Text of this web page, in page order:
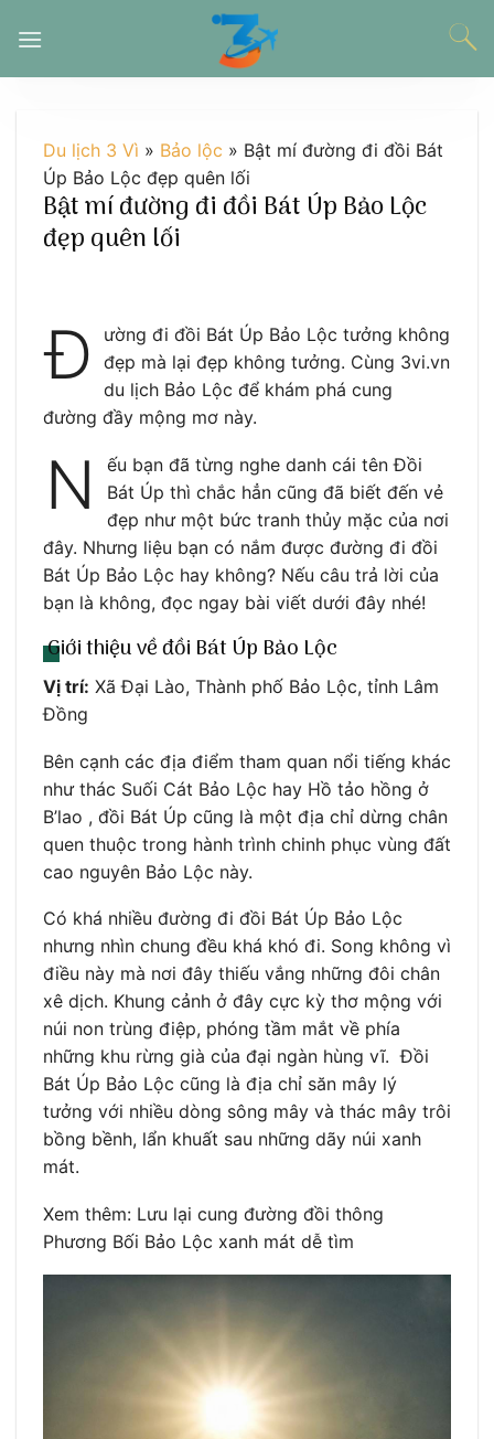
đến
Du lịch 3 Vì » Bảo lộc » Bật mí đường đi đồi Bát
Úp Bảo Lộc đẹp quên lối
Bật mí đường đi đồi Bát Úp Bảo Lộc
đẹp quên lối
Đ
ường đi đồi Bát Úp Bảo Lộc tưởng không
đẹp mà lại đẹp không tưởng. Cùng 3vi.vn
du lịch Bảo Lộc để khám phá cung
đường đầy mộng mơ này.
N
ếu bạn đã từng nghe danh cái tên Đồi
Bát Úp thì chắc hẳn cũng đã biết đến vẻ
đẹp như một bức tranh thủy mặc của nơi
đây. Nhưng liệu bạn có nắm được đường đi đồi
Bát Úp Bảo Lộc hay không? Nếu câu trả lời của
bạn là không, đọc ngay bài viết dưới đây nhé!
Giới thiệu về đồi Bát Úp Bảo Lộc
Vị trí: Xã Đại Lào, Thành phố Bảo Lộc, tỉnh Lâm
Đồng
Bên cạnh các địa điểm tham quan nổi tiếng khác
như thác Suối Cát Bảo Lộc hay Hồ tảo hồng ở
B’lao , đồi Bát Úp cũng là một địa chỉ dừng chân
quen thuộc trong hành trình chinh phục vùng đất
cao nguyên Bảo Lộc này.
Có khá nhiều đường đi đồi Bát Úp Bảo Lộc
nhưng nhìn chung đều khá khó đi. Song không vì
điều này mà nơi đây thiếu vắng những đôi chân
xê dịch. Khung cảnh ở đây cực kỳ thơ mộng với
núi non trùng điệp, phóng tầm mắt về phía
những khu rừng già của đại ngàn hùng vĩ. Đồi
Bát Úp Bảo Lộc cũng là địa chỉ săn mây lý
tưởng với nhiều dòng sông mây và thác mây trôi
bồng bềnh, lẩn khuất sau những dãy núi xanh
mát.
Xem thêm: Lưu lại cung đường đồi thông
Phương Bối Bảo Lộc xanh mát dễ tìm